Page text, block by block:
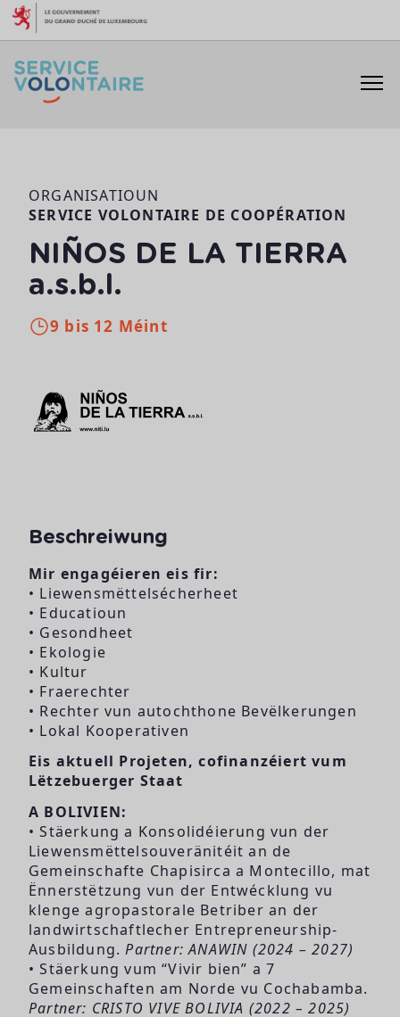
Skip to content
ORGANISATIOUN
SERVICE VOLONTAIRE DE COOPÉRATION
NIÑOS DE LA TIERRA
a.s.b.l.
9 bis 12 Méint
Beschreiwung
Mir engagéieren eis fir:
• Liewensmëttelsécherheet
• Educatioun
• Gesondheet
• Ekologie
• Kultur
• Fraerechter
• Rechter vun autochthone Bevëlkerungen
• Lokal Kooperativen
Eis aktuell Projeten, cofinanzéiert vum
Lëtzebuerger Staat
A BOLIVIEN:
• Stäerkung a Konsolidéierung vun der
Liewensmëttelsouveränitéit an de
Gemeinschafte Chapisirca a Montecillo, mat
Ënnerstëtzung vun der Entwécklung vu
klenge agropastorale Betriber an der
landwirtschaftlecher Entrepreneurship-
Ausbildung.Partner: ANAWIN (2024 – 2027)
• Stäerkung vum “Vivir bien” a 7
Gemeinschaften am Norde vu Cochabamba.
Partner: CRISTO VIVE BOLIVIA (2022 – 2025)